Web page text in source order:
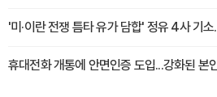
'미·이란 전쟁 틈타 유가 담합' 정유 4사 기
휴대전화 개통에 안면인증 도입...강화된 본